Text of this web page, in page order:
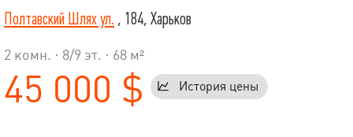
Полтавский Шлях ул. , 184, Харьков
2 комн. · 8/9 эт. · 68 м²
45 000 $ История цены